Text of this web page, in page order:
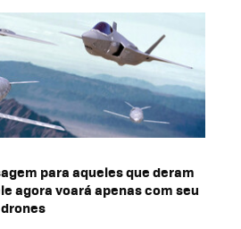
para aqueles que deram
agora voará apenas com seu